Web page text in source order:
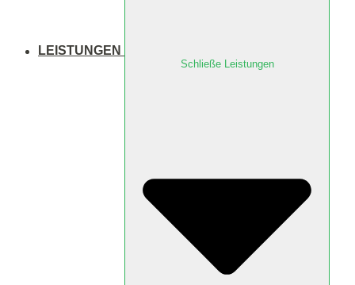
LEISTUNGEN
Schließe Leistungen